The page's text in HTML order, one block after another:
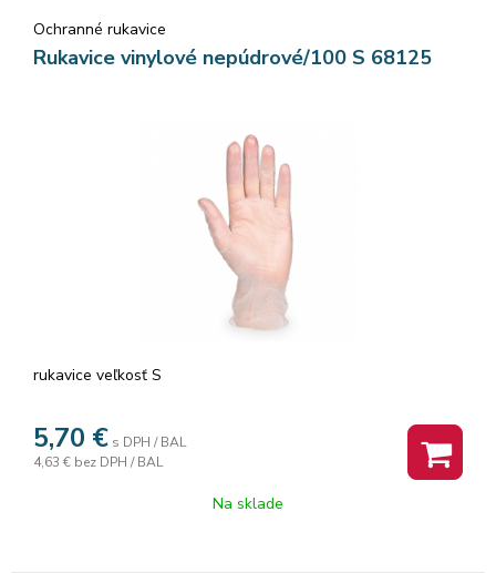
Ochranné rukavice
Rukavice vinylové nepúdrové/100 S 68125
rukavice veľkosť S
5,70 € s DPH / BAL
4,63 € bez DPH / BAL
Na sklade